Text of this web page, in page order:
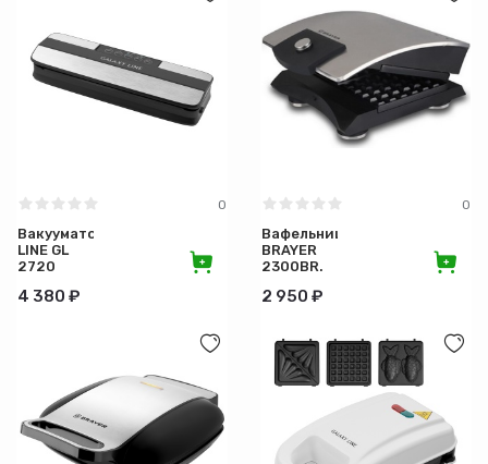
Материал бака
Количество программ
Степень защиты (IP)
Напряжение (В)
Регулировка температуры
0
Вакууматор
LINE GL
2720
4 380 ₽
0
Вафельница
BRAYER
2300BR.
2 950 ₽